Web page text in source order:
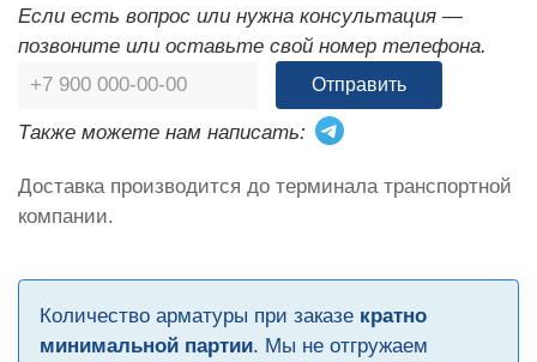
Если есть вопрос или нужна консультация —
позвоните или оставьте свой номер телефона.
Отправить
Также можете нам написать:
Доставка производится до терминала транспортной
компании.
Количество арматуры при заказе кратно
минимальной партии. Мы не отгружаем